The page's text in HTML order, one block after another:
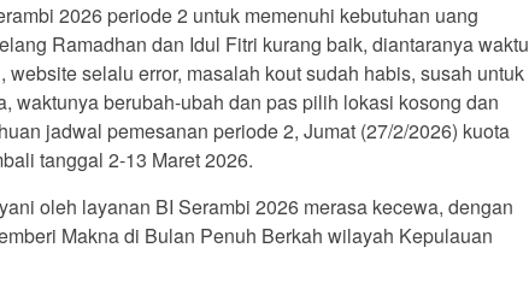
2026 periode 2 untuk memenuhi kebutuhan uang
Ramadhan dan Idul Fitri kurang baik, diantaranya waktu
website selalu error, masalah kout sudah habis, susah untuk
waktunya berubah-ubah dan pas pilih lokasi kosong dan
jadwal pemesanan periode 2, Jumat (27/2/2026) kuota
tanggal 2-13 Maret 2026.
oleh layanan BI Serambi 2026 merasa kecewa, dengan
Makna di Bulan Penuh Berkah wilayah Kepulauan